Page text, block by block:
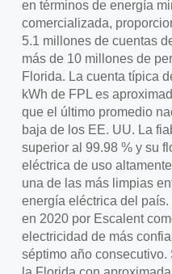
en términos de energía
comercializada,
5.1 millones de cuentas
más de 10 millones de
Florida. La cuenta típica
kWh de FPL es
que el último promedio
baja de los EE. UU. La
superior al 99.98 % y su
eléctrica de uso
una de las más limpias
energía eléctrica del
en 2020 por Escalent
electricidad de más
séptimo año